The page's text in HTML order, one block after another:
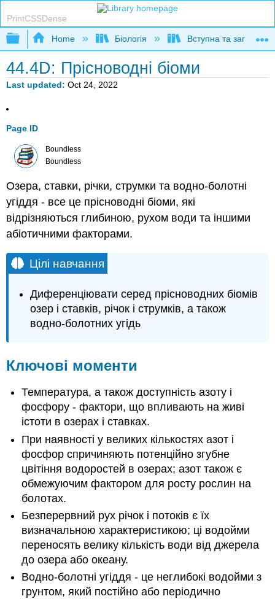
PrintCSSDense
Expand/collapse global hierarchy
Home Біологія Вступна та загальна
44.4D: Прісноводні біоми
Last updated Oct 24, 2022
Page ID
Boundless
Boundless
Озера, ставки, річки, струмки та водно-болотні
угіддя - все це прісноводні біоми, які
відрізняються глибиною, рухом води та іншими
абіотичними факторами.
Цілі навчання
Диференціювати серед прісноводних біомів
озер і ставків, річок і струмків, а також
водно-болотних угідь
Ключові моменти
Температура, а також доступність азоту і
фосфору - фактори, що впливають на живі
істоти в озерах і ставках.
При наявності у великих кількостях азот і
фосфор спричиняють потенційно згубне
цвітіння водоростей в озерах; азот також є
обмежуючим фактором для росту рослин на
болотах.
Безперервний рух річок і потоків є їх
визначальною характеристикою; ці водойми
переносять велику кількість води від джерела
до озера або океану.
Водно-болотні угіддя - це неглибокі водойми з
грунтом, який постійно або періодично